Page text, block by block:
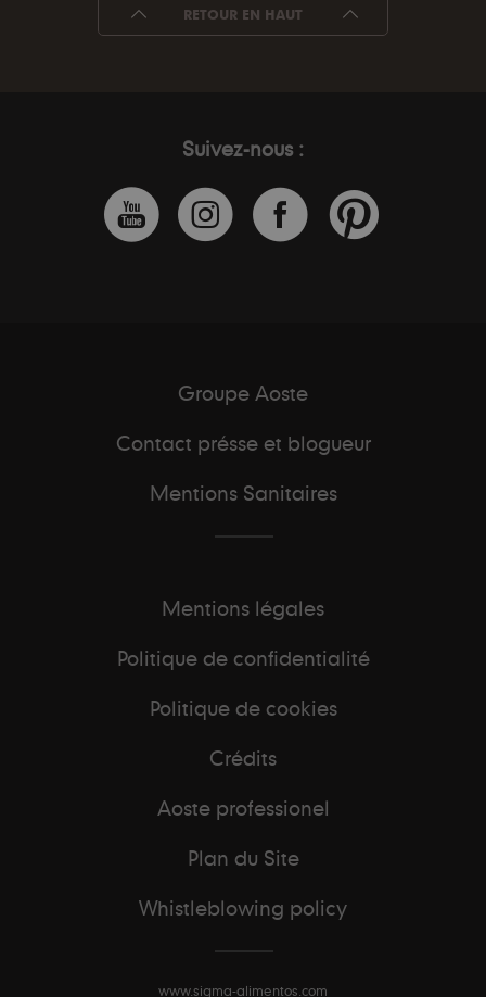
RETOUR EN HAUT
Suivez-nous :
Groupe Aoste
Contact présse et blogueur
Mentions Sanitaires
Mentions légales
Politique de confidentialité
Politique de cookies
Crédits
Aoste professionel
Plan du Site
Whistleblowing policy
www.sigma-alimentos.com